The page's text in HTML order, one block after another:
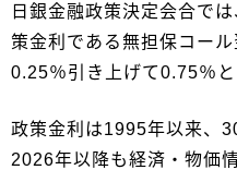
日銀金融政策決定会合で
策金利である無担保コー
0.25％引き上げて0.75％と
政策金利は1995年以来、
2026年以降も経済・物価